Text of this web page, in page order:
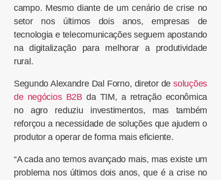
campo. Mesmo diante de um cenário de crise no
setor nos últimos dois anos, empresas de
tecnologia e telecomunicações seguem apostando
na digitalização para melhorar a produtividade
rural.
Segundo Alexandre Dal Forno, diretor desoluções
de negócios B2B da TIM, a retração econômica
no agro reduziu investimentos, mas também
reforçou a necessidade de soluções que ajudem o
produtor a operar de forma mais eficiente.
“A cada ano temos avançado mais, mas existe um
problema nos últimos dois anos, que é a crise no